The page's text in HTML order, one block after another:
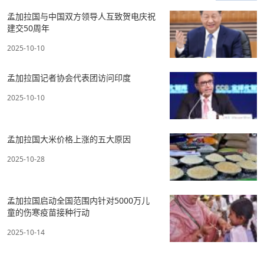
孟加拉国与中国双方领导人互致贺电庆祝
建交50周年
2025-10-10
孟加拉国记者协会代表团访问印度
2025-10-10
孟加拉国大米价格上涨的五大原因
2025-10-28
孟加拉国启动全国范围内针对5000万儿
童的伤寒疫苗接种行动
2025-10-14